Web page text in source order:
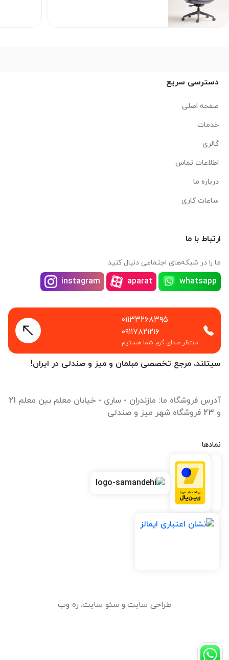
سیتلند، مرجع تخصصی مبلمان و میز و صندلی در ایران!
آدرس فروشگاه ما: مازندران - ساری - خیابان معلم بین معلم 21
و 23 فروشگاه شهر میز و صندلی
نمادها
دسترسی سریع
صفحه اصلی
خدمات
گالری
اطلاعات تماس
درباره ما
ساعات کاری
ارتباط با ما
ما را در شبکه‌های اجتماعی دنبال کنید
whatsapp
aparat
instagram
۰۱۱۳۳۲۶۸۳۹۵
۰۹۱۱۷۸۲۱۲۱۶
منتظر صدای گرم شما هستیم
طراحی سایت و سئو سایت: ره وب